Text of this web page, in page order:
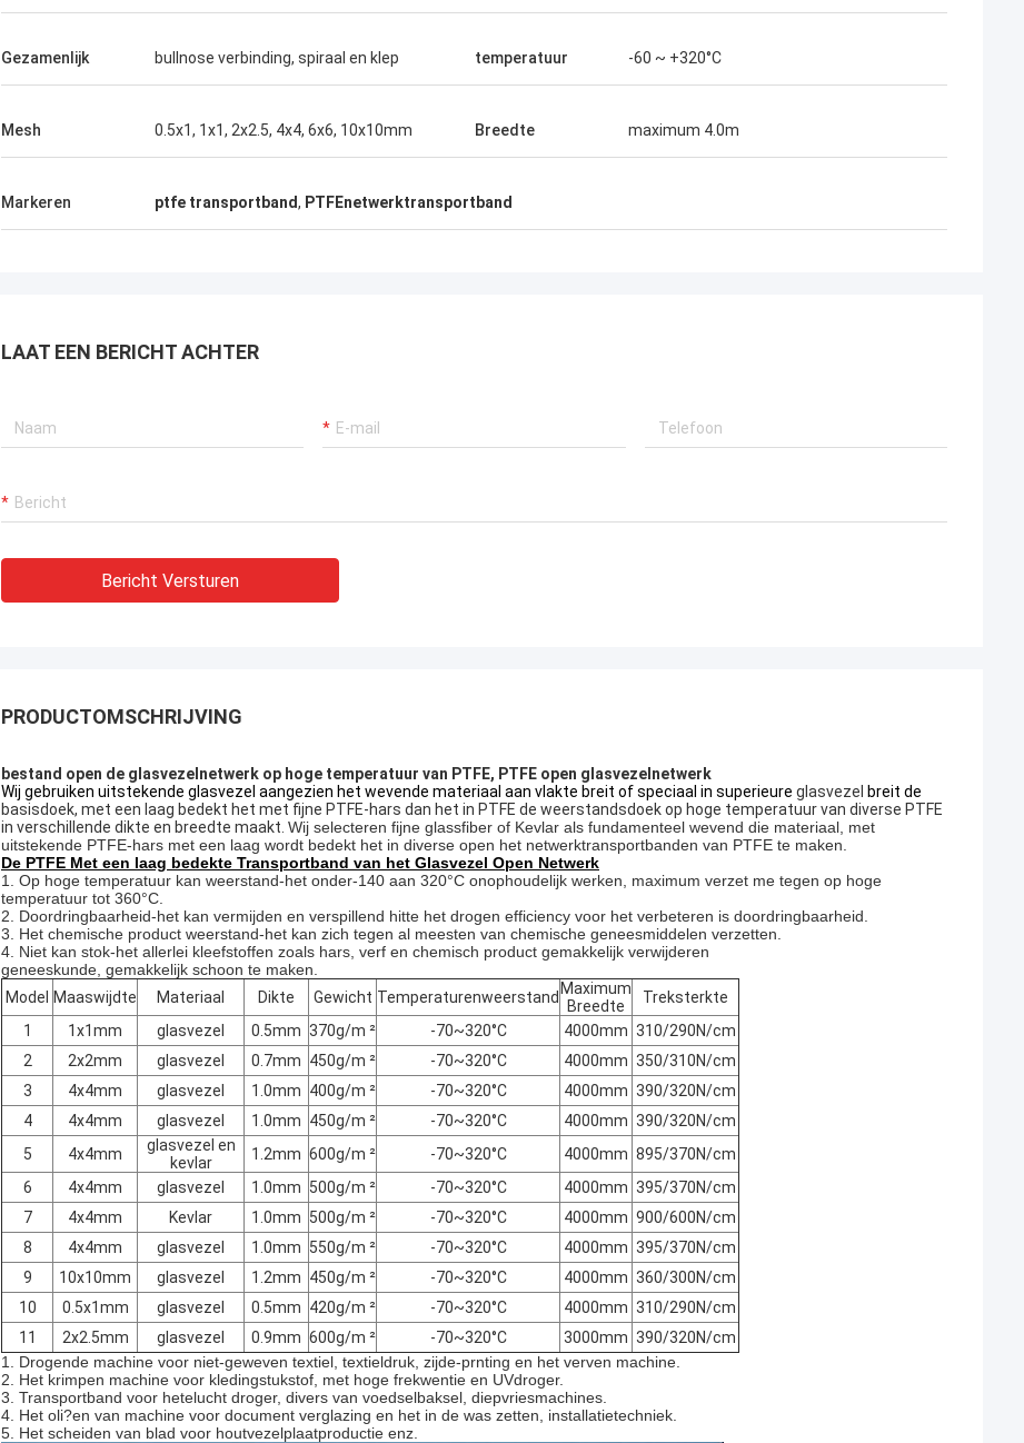
Gezamenlijk bullnose verbinding, spiraal en klep temperatuur -60 ~ +320°C
Mesh 0.5x1, 1x1, 2x2.5, 4x4, 6x6, 10x10mm Breedte maximum 4.0m
Markeren ptfe transportband, PTFEnetwerktransportband
LAAT EEN BERICHT ACHTER
Bericht Versturen
PRODUCTOMSCHRIJVING
bestand open de glasvezelnetwerk op hoge temperatuur van PTFE, PTFE open glasvezelnetwerk
Wij gebruiken uitstekende glasvezel aangezien het wevende materiaal aan vlakte breit of speciaal in superieure glasvezel breit de
basisdoek, met een laag bedekt het met fijne PTFE-hars dan het in PTFE de weerstandsdoek op hoge temperatuur van diverse PTFE
in verschillende dikte en breedte maakt. Wij selecteren fijne glassfiber of Kevlar als fundamenteel wevend die materiaal, met
uitstekende PTFE-hars met een laag wordt bedekt het in diverse open het netwerktransportbanden van PTFE te maken.
De PTFE Met een laag bedekte Transportband van het Glasvezel Open Netwerk
1. Op hoge temperatuur kan weerstand-het onder-140 aan 320°C onophoudelijk werken, maximum verzet me tegen op hoge
temperatuur tot 360°C.
2. Doordringbaarheid-het kan vermijden en verspillend hitte het drogen efficiency voor het verbeteren is doordringbaarheid.
3. Het chemische product weerstand-het kan zich tegen al meesten van chemische geneesmiddelen verzetten.
4. Niet kan stok-het allerlei kleefstoffen zoals hars, verf en chemisch product gemakkelijk verwijderen
geneeskunde, gemakkelijk schoon te maken.
Model
Maaswijdte Materiaal Dikte Gewicht Temperaturenweerstand Maximum
Breedte
Treksterkte
1
1x1mm glasvezel 0.5mm 370g/m ² -70~320°C 4000mm 310/290N/cm
2
2x2mm glasvezel 0.7mm 450g/m ² -70~320°C 4000mm 350/310N/cm
3
4x4mm glasvezel 1.0mm 400g/m ² -70~320°C 4000mm 390/320N/cm
4
4x4mm glasvezel 1.0mm 450g/m ² -70~320°C 4000mm 390/320N/cm
5
4x4mm
glasvezel en
kevlar
1.2mm 600g/m ² -70~320°C 4000mm 895/370N/cm
6
4x4mm glasvezel 1.0mm 500g/m ² -70~320°C 4000mm 395/370N/cm
7
4x4mm Kevlar 1.0mm 500g/m ² -70~320°C 4000mm 900/600N/cm
8
4x4mm glasvezel 1.0mm 550g/m ² -70~320°C 4000mm 395/370N/cm
9
10x10mm glasvezel 1.2mm 450g/m ² -70~320°C 4000mm 360/300N/cm
10
0.5x1mm glasvezel 0.5mm 420g/m ² -70~320°C 4000mm 310/290N/cm
11
2x2.5mm glasvezel 0.9mm 600g/m ² -70~320°C 3000mm 390/320N/cm
1. Drogende machine voor niet-geweven textiel, textieldruk, zijde-prnting en het verven machine.
2. Het krimpen machine voor kledingstukstof, met hoge frekwentie en UVdroger.
3. Transportband voor hetelucht droger, divers van voedselbaksel, diepvriesmachines.
4. Het oli?en van machine voor document verglazing en het in de was zetten, installatietechniek.
5. Het scheiden van blad voor houtvezelplaatproductie enz.